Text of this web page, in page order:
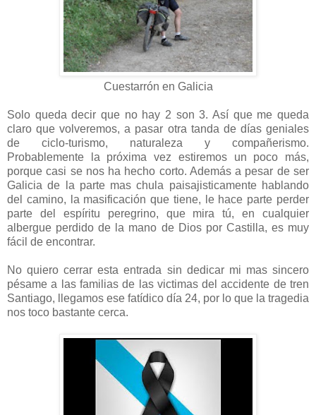
Cuestarrón en Galicia
Solo queda decir que no hay 2 son 3. Así que me queda
claro que volveremos, a pasar otra tanda de días geniales
de ciclo-turismo, naturaleza y compañerismo.
Probablemente la próxima vez estiremos un poco más,
porque casi se nos ha hecho corto. Además a pesar de ser
Galicia de la parte mas chula paisajisticamente hablando
del camino, la masificación que tiene, le hace parte perder
parte del espíritu peregrino, que mira tú, en cualquier
albergue perdido de la mano de Dios por Castilla, es muy
fácil de encontrar.
No quiero cerrar esta entrada sin dedicar mi mas sincero
pésame a las familias de las victimas del accidente de tren
Santiago, llegamos ese fatídico día 24, por lo que la tragedia
nos toco bastante cerca.